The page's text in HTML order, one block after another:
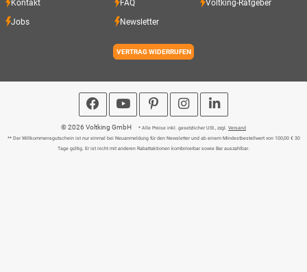
Kontakt FAQ Voltking-Ratgeber
Jobs Newsletter
VERTRAG WIDERRUFEN
© 2026 Voltking GmbH * Alle Preise inkl. gesetzlicher USt., zzgl. Versand
** Der Willkommensgutschein ist nur einmal bei Neuanmeldung für den Newsletter und ab einem Mindestbestellwert von 100,00 € 30
Tage gültig. Er ist nicht mit anderen Rabattaktionen kombinierbar sowie Bar auszahlbar.